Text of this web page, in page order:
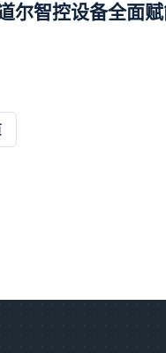
案
尔智控设备全面